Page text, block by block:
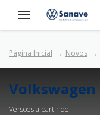
Página Inicial Novos
Volkswagen
Versões a partir de